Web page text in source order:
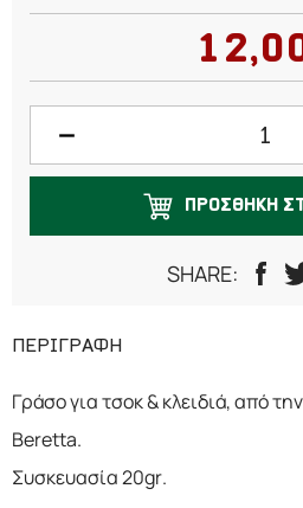
ΠΡΟΣΘΗΚΗ
SHARE:
ΠΕΡΙΓΡΑΦΗ
Γράσο για τσοκ & κλειδιά, από
Beretta.
Συσκευασία 20gr.